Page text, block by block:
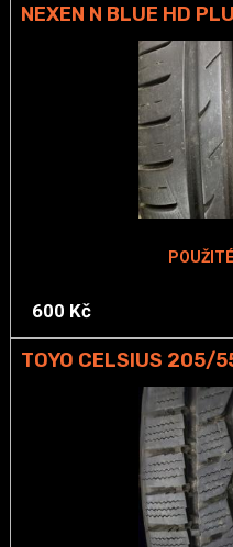
NEXEN N BLUE HD
600 Kč
TOYO CELSIUS 205/